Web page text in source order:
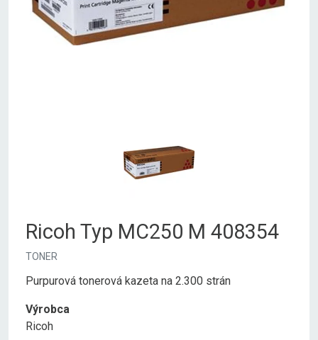
Ricoh Typ MC250 M 408354
TONER
Purpurová tonerová kazeta na 2.300 strán
Výrobca
Ricoh